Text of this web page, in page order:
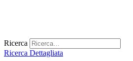
Ricerca
Ricerca Dettagliata